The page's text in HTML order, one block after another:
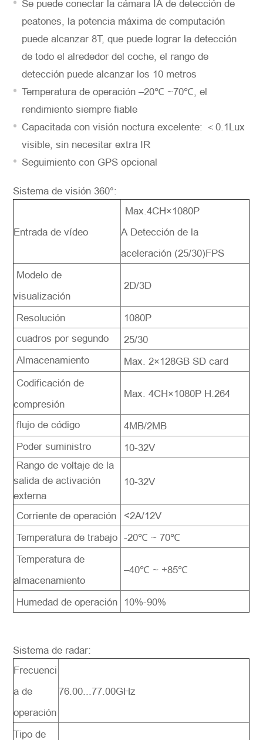
Se puede conectar la cámara IA de detección de
peatones, la potencia máxima de computación
puede alcanzar 8T, que puede lograr la detección
de todo el alrededor del coche, el rango de
detección puede alcanzar los 10 metros
Temperatura de operación –20℃ ~70℃, el
rendimiento siempre fiable
Capacitada con visión noctura excelente: ＜0.1Lux
visible, sin necesitar extra IR
Seguimiento con GPS opcional
Sistema de visión 360°:
Entrada de vídeo
Max.4CH×1080P
A Detección de la
aceleración (25/30)FPS
Modelo de
visualización
2D/3D
Resolución
1080P
cuadros por segundo
25/30
Almacenamiento
Max. 2×128GB SD card
Codificación de
compresión
Max. 4CH×1080P H.264
flujo de código
4MB/2MB
Poder suministro
10-32V
Rango de voltaje de la
salida de activación
externa
10-32V
Corriente de operación
<2A/12V
Temperatura de trabajo -20℃ ~ 70℃
Temperatura de
almacenamiento
–40℃ ~ +85℃
Humedad de operación 10%-90%
Sistema de radar:
Frecuenci
a de
operación
76.00...77.00GHz
Tipo de